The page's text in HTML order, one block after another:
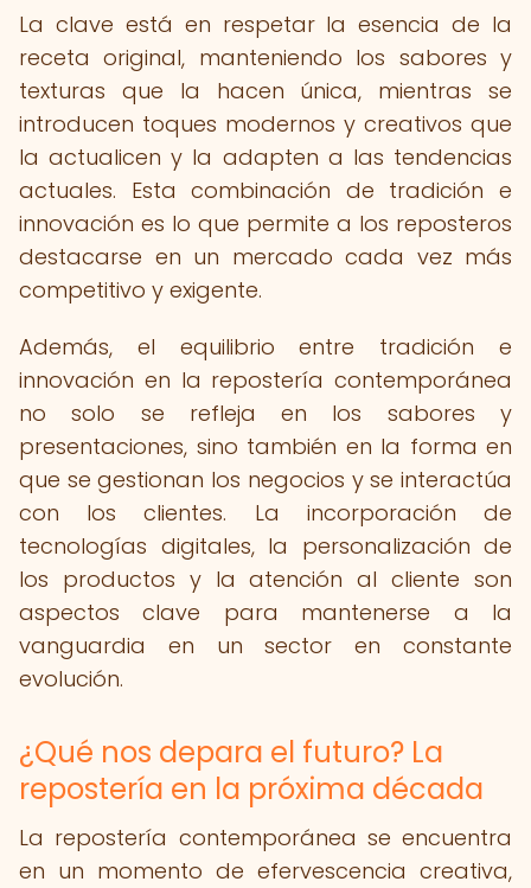
La clave está en respetar la esencia de la
receta original, manteniendo los sabores y
texturas que la hacen única, mientras se
introducen toques modernos y creativos que
la actualicen y la adapten a las tendencias
actuales. Esta combinación de tradición e
innovación es lo que permite a los reposteros
destacarse en un mercado cada vez más
competitivo y exigente.
Además, el equilibrio entre tradición e
innovación en la repostería contemporánea
no solo se refleja en los sabores y
presentaciones, sino también en la forma en
que se gestionan los negocios y se interactúa
con los clientes. La incorporación de
tecnologías digitales, la personalización de
los productos y la atención al cliente son
aspectos clave para mantenerse a la
vanguardia en un sector en constante
evolución.
¿Qué nos depara el futuro? La
repostería en la próxima década
La repostería contemporánea se encuentra
en un momento de efervescencia creativa,